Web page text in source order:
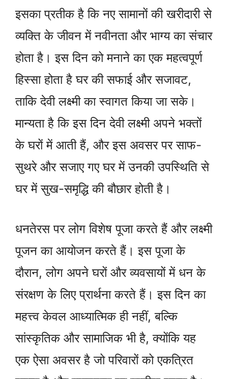
इसका प्रतीक है कि नए सामानों की खरीदारी से
व्यक्ति के जीवन में नवीनता और भाग्य का संचार
होता है। इस दिन को मनाने का एक महत्वपूर्ण
हिस्सा होता है घर की सफाई और सजावट,
ताकि देवी लक्ष्मी का स्वागत किया जा सके।
मान्यता है कि इस दिन देवी लक्ष्मी अपने भक्तों
के घरों में आती हैं, और इस अवसर पर साफ-
सुथरे और सजाए गए घर में उनकी उपस्थिति से
घर में सुख-समृद्धि की बौछार होती है।
धनतेरस पर लोग विशेष पूजा करते हैं और लक्ष्मी
पूजन का आयोजन करते हैं। इस पूजा के
दौरान, लोग अपने घरों और व्यवसायों में धन के
संरक्षण के लिए प्रार्थना करते हैं। इस दिन का
महत्त्व केवल आध्यात्मिक ही नहीं, बल्कि
सांस्कृतिक और सामाजिक भी है, क्योंकि यह
एक ऐसा अवसर है जो परिवारों को एकत्रित